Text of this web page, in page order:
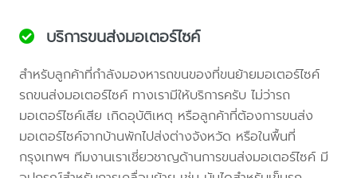
บริการขนส่งมอเตอร์ไซค์
สำหรับลูกค้าที่กำลังมองหารถขนของที่ขนย้ายมอเตอร์ไซค์
รถขนส่งมอเตอร์ไซค์ ทางเรามีให้บริการครับ ไม่ว่ารถ
มอเตอร์ไซค์เสีย เกิดอุบัติเหตุ หรือลูกค้าที่ต้องการขนส่ง
มอเตอร์ไซค์จากบ้านพักไปส่งต่างจังหวัด หรือในพื้นที่
กรุงเทพฯ ทีมงานเราเชี่ยวชาญด้านการขนส่งมอเตอร์ไซค์ มี